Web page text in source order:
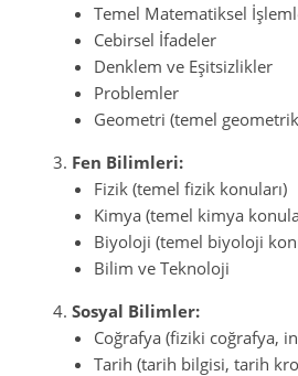
Temel Matematiksel
Cebirsel İfadeler
Denklem ve Eşitsizlikler
Problemler
Geometri (temel
Fen Bilimleri:
Fizik (temel fizik konuları)
Kimya (temel kimya
Biyoloji (temel biyoloji
Bilim ve Teknoloji
Sosyal Bilimler:
Coğrafya (fiziki coğrafya,
Tarih (tarih bilgisi, tarih